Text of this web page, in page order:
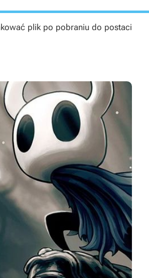
plik po pobraniu do postaci